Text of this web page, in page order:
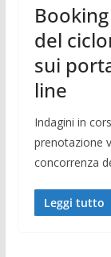
del
sui
line
Indagini in
prenotazione
concorrenza
Leggi tutto